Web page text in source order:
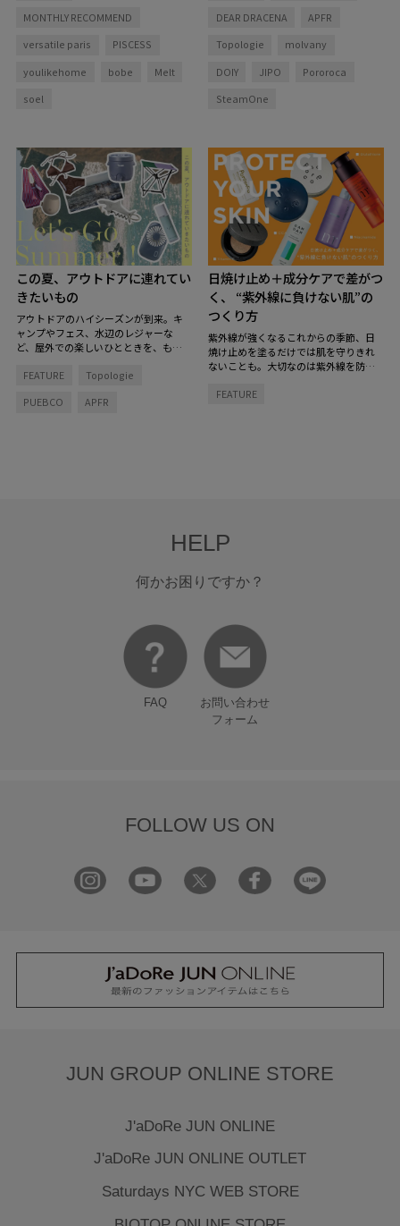
MONTHLY RECOMMEND
versatile paris PISCESS
youlikehome bobe Melt
soel
DEAR DRACENA APFR
Topologie molvany
DOIY JIPO Pororoca
SteamOne
この夏、アウトドアに連れてい
きたいもの
アウトドアのハイシーズンが到来。キ
ャンプやフェス、水辺のレジャーな
ど、屋外での楽しいひとときを、もっ
えました。 とっておきのアイテムを持
を！
FEATURE Topologie
PUEBCO APFR
日焼け止め＋成分ケアで差がつ
く、 “紫外線に負けない肌”の
つくり方
紫外線が強くなるこれからの季節、日
焼け止めを塗るだけでは肌を守りきれ
ないことも。大切なのは紫外線を防ぐ
ョンを整えること。
FEATURE
HELP
何かお困りですか？
FAQ
お問い合わせ
フォーム
FOLLOW US ON
JUN GROUP ONLINE STORE
J'aDoRe JUN ONLINE
J'aDoRe JUN ONLINE OUTLET
Saturdays NYC WEB STORE